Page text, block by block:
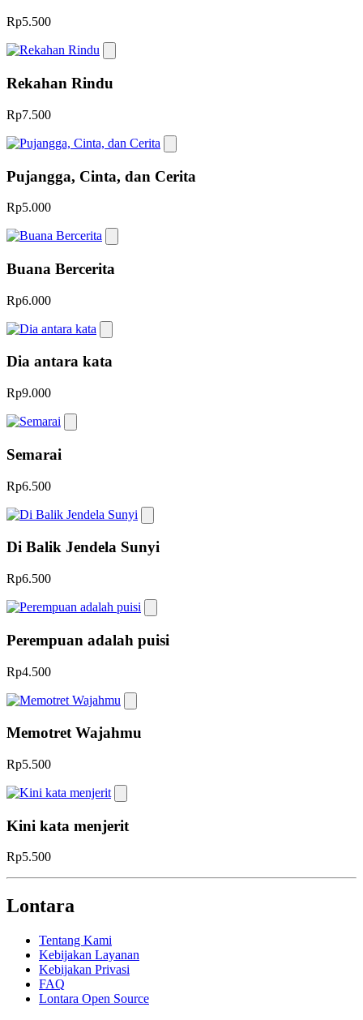
Rp5.500
Rekahan Rindu
Rp7.500
Pujangga, Cinta, dan Cerita
Rp5.000
Buana Bercerita
Rp6.000
Dia antara kata
Rp9.000
Semarai
Rp6.500
Di Balik Jendela Sunyi
Rp6.500
Perempuan adalah puisi
Rp4.500
Memotret Wajahmu
Rp5.500
Kini kata menjerit
Rp5.500
Lontara
Tentang Kami
Kebijakan Layanan
Kebijakan Privasi
FAQ
Lontara Open Source